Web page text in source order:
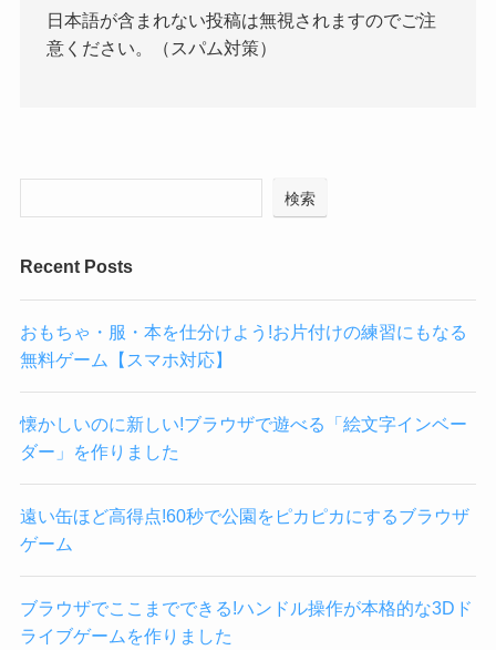
日本語が含まれない投稿は無視されますのでご注
意ください。（スパム対策）
検索
Recent Posts
おもちゃ・服・本を仕分けよう!お片付けの練習にもなる
無料ゲーム【スマホ対応】
懐かしいのに新しい!ブラウザで遊べる「絵文字インベー
ダー」を作りました
遠い缶ほど高得点!60秒で公園をピカピカにするブラウザ
ゲーム
ブラウザでここまでできる!ハンドル操作が本格的な3Dド
ライブゲームを作りました